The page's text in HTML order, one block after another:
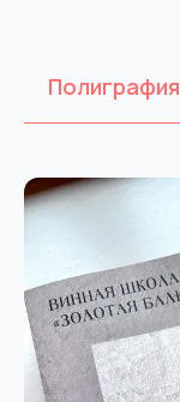
Полиграфия